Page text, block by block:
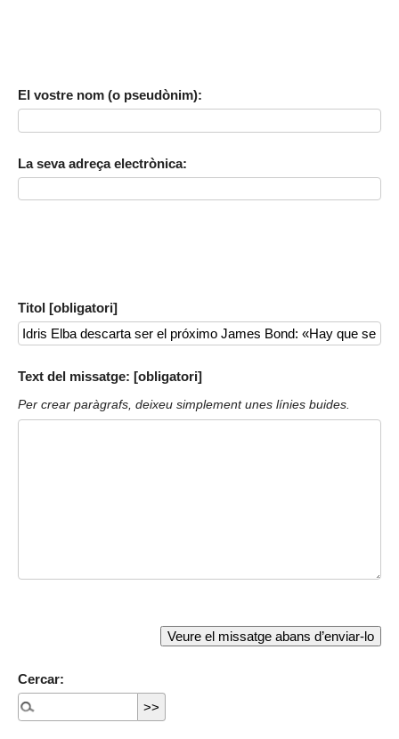
El vostre nom (o pseudònim):
La seva adreça electrònica:
Titol [obligatori]
Text del missatge: [obligatori]
Per crear paràgrafs, deixeu simplement unes línies buides.
Cercar: